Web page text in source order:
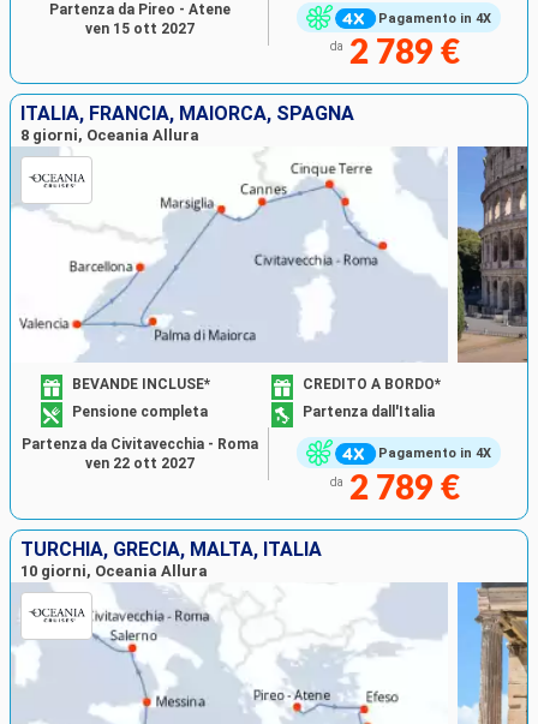
Pagamento in 4X
da 2 789 €
Partenza da Pireo - Atene
ven 15 ott 2027
ITALIA, FRANCIA, MAIORCA, SPAGNA
8 giorni, Oceania Allura
Pagamento in 4X
BEVANDE INCLUSE*
CREDITO A BORDO*
Pensione completa
Partenza dall'Italia
da 2 789 €
Partenza da Civitavecchia - Roma
ven 22 ott 2027
TURCHIA, GRECIA, MALTA, ITALIA
10 giorni, Oceania Allura